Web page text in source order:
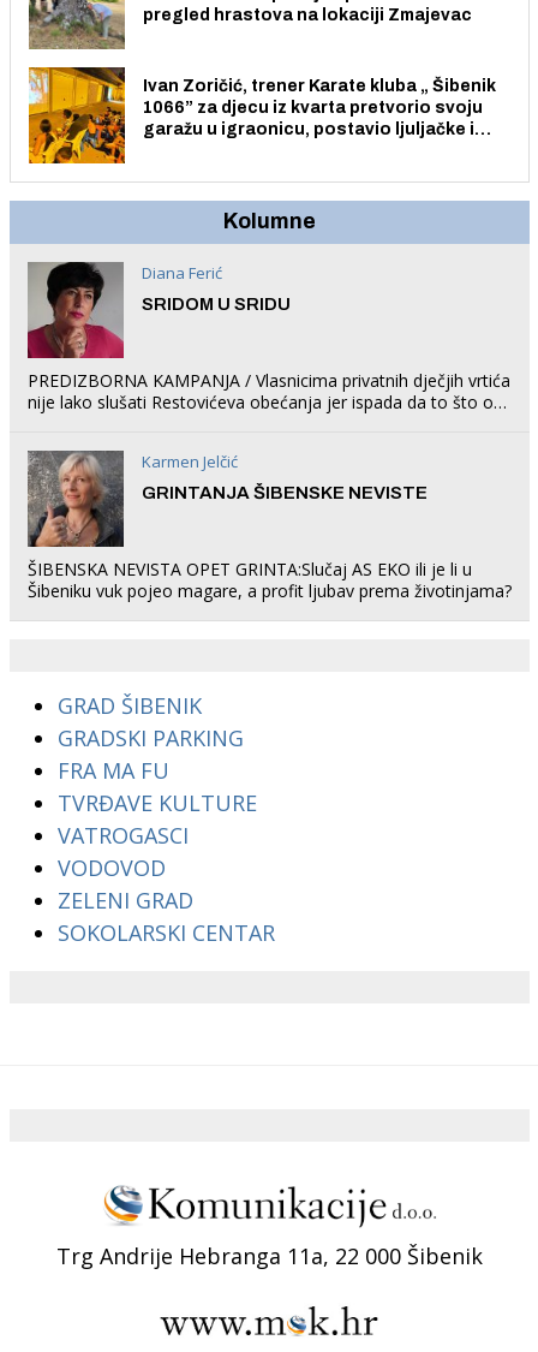
pregled hrastova na lokaciji Zmajevac
Ivan Zoričić, trener Karate kluba „ Šibenik
1066” za djecu iz kvarta pretvorio svoju
garažu u igraonicu, postavio ljuljačke i
Kolumne
Diana Ferić
SRIDOM U SRIDU
PREDIZBORNA KAMPANJA / Vlasnicima privatnih dječjih vrtića
nije lako slušati Restovićeva obećanja jer ispada da to što oni
Karmen Jelčić
GRINTANJA ŠIBENSKE NEVISTE
ŠIBENSKA NEVISTA OPET GRINTA:Slučaj AS EKO ili je li u
Šibeniku vuk pojeo magare, a profit ljubav prema životinjama?
GRAD ŠIBENIK
GRADSKI PARKING
FRA MA FU
TVRĐAVE KULTURE
VATROGASCI
VODOVOD
ZELENI GRAD
SOKOLARSKI CENTAR
Trg Andrije Hebranga 11a, 22 000 Šibenik